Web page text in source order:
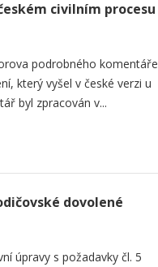
civilním procesu
podrobného komentáře
který vyšel v české verzi u
byl zpracován v...
dovolené
úpravy s požadavky čl. 5